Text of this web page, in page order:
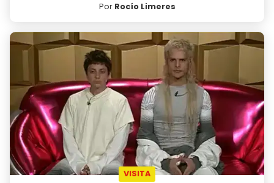
Por Rocío Limeres
VISITA